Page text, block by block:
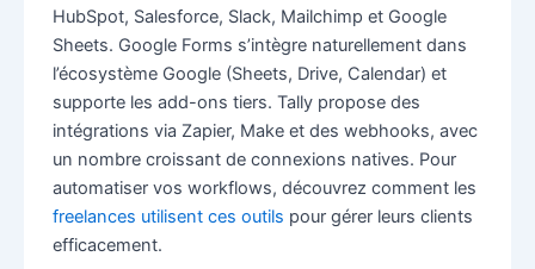
HubSpot, Salesforce, Slack, Mailchimp et Google
Sheets. Google Forms s’intègre naturellement dans
l’écosystème Google (Sheets, Drive, Calendar) et
supporte les add-ons tiers. Tally propose des
intégrations via Zapier, Make et des webhooks, avec
un nombre croissant de connexions natives. Pour
automatiser vos workflows, découvrez comment les
freelances utilisent ces outils pour gérer leurs clients
efficacement.